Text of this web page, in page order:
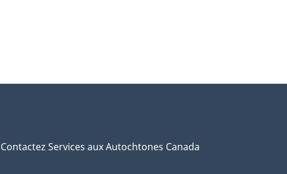
Contactez Services aux Autochtones Canada